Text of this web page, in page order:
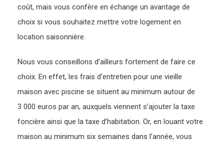
coût, mais vous confère en échange un avantage de
choix si vous souhaitez mettre votre logement en
location saisonnière.
Nous vous conseillons d’ailleurs fortement de faire ce
choix. En effet, les frais d’entretien pour une vieille
maison avec piscine se situent au minimum autour de
3 000 euros par an, auxquels viennent s’ajouter la taxe
foncière ainsi que la taxe d’habitation. Or, en louant votre
maison au minimum six semaines dans l’année, vous